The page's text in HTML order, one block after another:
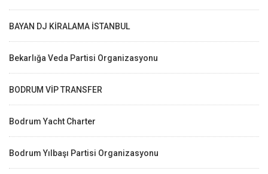
BAYAN DJ KİRALAMA İSTANBUL
Bekarlığa Veda Partisi Organizasyonu
BODRUM VİP TRANSFER
Bodrum Yacht Charter
Bodrum Yılbaşı Partisi Organizasyonu